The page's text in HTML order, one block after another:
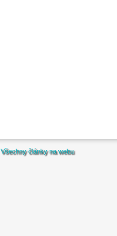
Všechny články na webu